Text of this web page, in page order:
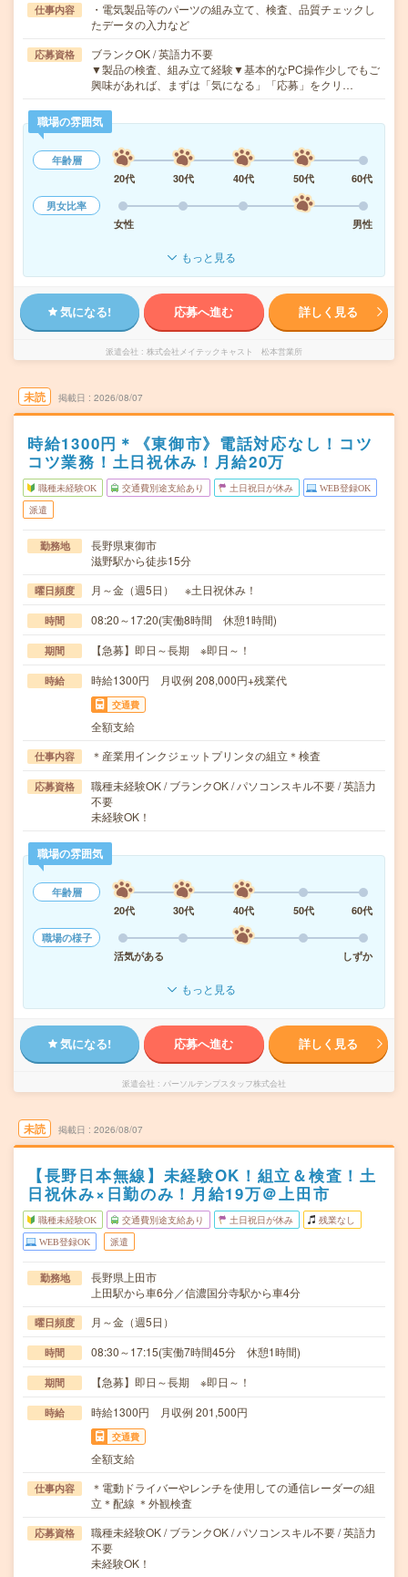
仕事内容
・電気製品等のパーツの組み立て、検査、品質チェックし
たデータの入力など
応募資格
ブランクOK / 英語力不要
▼製品の検査、組み立て経験▼基本的なPC操作少しでもご
興味があれば、まずは「気になる」「応募」をクリ…
職場の雰囲気
年齢層
20代
30代 40代 50代
60代
男女比率
女性
男性
もっと見る
気になる! 応募へ進む 詳しく見る
派遣会社 株式会社メイテックキャスト 松本営業所
未読 掲載日 2026/08/07
時給1300円＊《東御市》電話対応なし！コツ
コツ業務！土日祝休み！月給20万
職種未経験OK 交通費別途支給あり 土日祝日が休み WEB登録OK
派遣
勤務地
長野県東御市
滋野駅から徒歩15分
曜日頻度 月～金（週5日） ※土日祝休み！
時間 08:20～17:20(実働8時間 休憩1時間)
期間 【急募】即日～長期 ※即日～！
時給 時給1300円 月収例 208,000円+残業代
交通費
全額支給
仕事内容 ＊産業用インクジェットプリンタの組立＊検査
応募資格
職種未経験OK / ブランクOK / パソコンスキル不要 / 英語力
不要
未経験OK！
職場の雰囲気
年齢層
20代
30代 40代 50代
60代
職場の様子
活気がある
しずか
もっと見る
気になる! 応募へ進む 詳しく見る
派遣会社 パーソルテンプスタッフ株式会社
未読 掲載日 2026/08/07
【長野日本無線】未経験OK！組立＆検査！土
日祝休み×日勤のみ！月給19万＠上田市
職種未経験OK 交通費別途支給あり 土日祝日が休み 残業なし
WEB登録OK 派遣
勤務地
長野県上田市
上田駅から車6分／信濃国分寺駅から車4分
曜日頻度 月～金（週5日）
時間 08:30～17:15(実働7時間45分 休憩1時間)
期間 【急募】即日～長期 ※即日～！
時給 時給1300円 月収例 201,500円
交通費
全額支給
仕事内容
＊電動ドライバーやレンチを使用しての通信レーダーの組
立＊配線 ＊外観検査
応募資格
職種未経験OK / ブランクOK / パソコンスキル不要 / 英語力
不要
未経験OK！